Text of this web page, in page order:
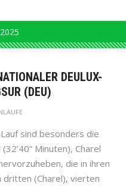
2025
DEULUX-
(DEU)
sind besonders die
Minuten), Charel
die in ihren
dritten (Charel), vierten